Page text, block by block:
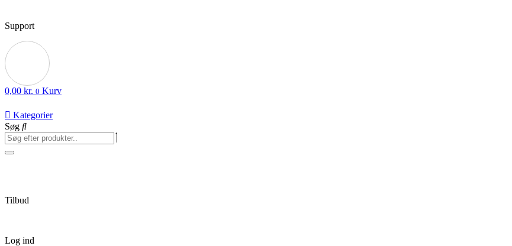
Support
0,00 kr. 0 Kurv
Kategorier
Søg
Tilbud
Log ind